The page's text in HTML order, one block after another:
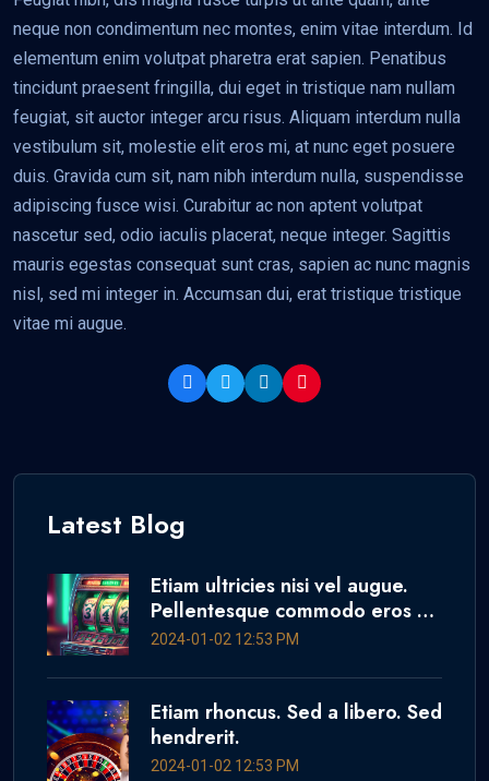
neque non condimentum nec montes, enim vitae interdum. Id
elementum enim volutpat pharetra erat sapien. Penatibus
tincidunt praesent fringilla, dui eget in tristique nam nullam
feugiat, sit auctor integer arcu risus. Aliquam interdum nulla
vestibulum sit, molestie elit eros mi, at nunc eget posuere
duis. Gravida cum sit, nam nibh interdum nulla, suspendisse
adipiscing fusce wisi. Curabitur ac non aptent volutpat
nascetur sed, odio iaculis placerat, neque integer. Sagittis
mauris egestas consequat sunt cras, sapien ac nunc magnis
nisl, sed mi integer in. Accumsan dui, erat tristique tristique
vitae mi augue.
Latest Blog
Etiam ultricies nisi vel augue.
Pellentesque commodo eros a
enim.
2024-01-02 12:53 PM
Etiam rhoncus. Sed a libero. Sed
hendrerit.
2024-01-02 12:53 PM